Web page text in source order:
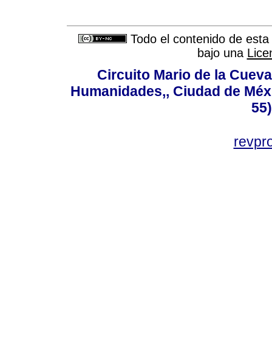
Todo el contenido de
bajo una
Circuito Mario de la
Humanidades,, Ciudad de